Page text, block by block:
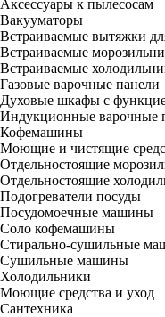
Аксессуары к пылесосам
Вакууматоры
Встраиваемые вытяжки
Встраиваемые
Встраиваемые
Газовые варочные панели
Духовые шкафы с
Индукционные варочные
Кофемашины
Моющие и чистящие
Отдельностоящие
Отдельностоящие
Подогреватели посуды
Посудомоечные машины
Соло кофемашины
Стирально-сушильные
Сушильные машины
Холодильники
Моющие средства и уход
Сантехника